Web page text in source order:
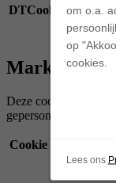
DTCookieConsent
Deze cookies
gepersonaliseerde
Cookie
om o.a.
op
cookies.
Lees ons